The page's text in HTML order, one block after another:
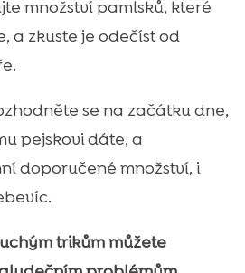
množství pamlsků, které
a zkuste je odečíst od
se na začátku dne,
pejskovi dáte, a
doporučené množství, i
trikům můžete